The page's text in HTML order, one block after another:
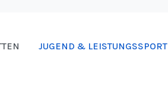
JUGEND & LEISTUNGSSPORT